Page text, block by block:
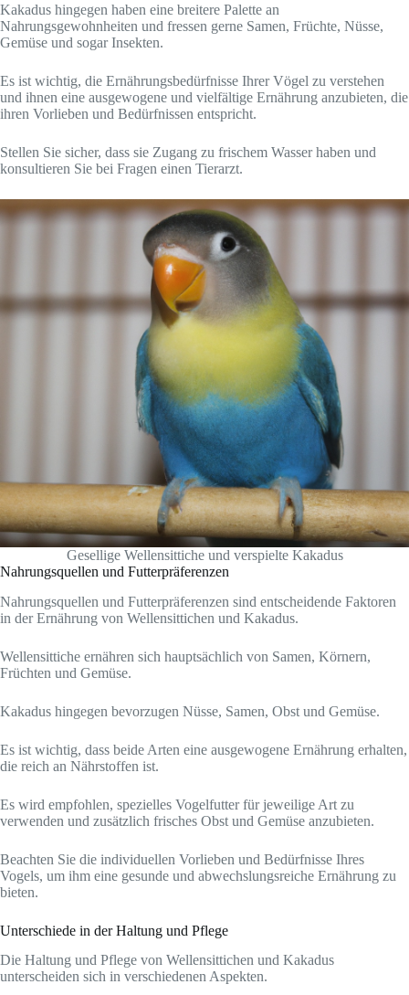
Kakadus hingegen haben eine breitere Palette an
Nahrungsgewohnheiten und fressen gerne Samen, Früchte, Nüsse,
Gemüse und sogar Insekten.
Es ist wichtig, die Ernährungsbedürfnisse Ihrer Vögel zu verstehen
und ihnen eine ausgewogene und vielfältige Ernährung anzubieten, die
ihren Vorlieben und Bedürfnissen entspricht.
Stellen Sie sicher, dass sie Zugang zu frischem Wasser haben und
konsultieren Sie bei Fragen einen Tierarzt.
Gesellige Wellensittiche und verspielte Kakadus
Nahrungsquellen und Futterpräferenzen
Nahrungsquellen und Futterpräferenzen sind entscheidende Faktoren
in der Ernährung von Wellensittichen und Kakadus.
Wellensittiche ernähren sich hauptsächlich von Samen, Körnern,
Früchten und Gemüse.
Kakadus hingegen bevorzugen Nüsse, Samen, Obst und Gemüse.
Es ist wichtig, dass beide Arten eine ausgewogene Ernährung erhalten,
die reich an Nährstoffen ist.
Es wird empfohlen, spezielles Vogelfutter für jeweilige Art zu
verwenden und zusätzlich frisches Obst und Gemüse anzubieten.
Beachten Sie die individuellen Vorlieben und Bedürfnisse Ihres
Vogels, um ihm eine gesunde und abwechslungsreiche Ernährung zu
bieten.
Unterschiede in der Haltung und Pflege
Die Haltung und Pflege von Wellensittichen und Kakadus
unterscheiden sich in verschiedenen Aspekten.